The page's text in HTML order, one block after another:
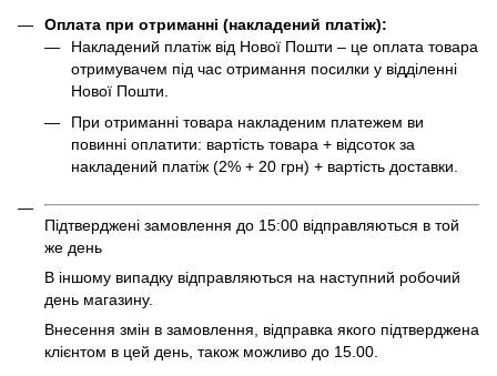
Оплата при отриманні (накладений платіж):
Накладений платіж від Нової Пошти – це оплата товара
отримувачем під час отримання посилки у відділенні
Нової Пошти.
При отриманні товара накладеним платежем ви
повинні оплатити: вартість товара + відсоток за
накладений платіж (2% + 20 грн) + вартість доставки.
Підтверджені замовлення до 15:00 відправляються в той
же день
В іншому випадку відправляються на наступний робочий
день магазину.
Внесення змін в замовлення, відправка якого підтверджена
клієнтом в цей день, також можливо до 15.00.